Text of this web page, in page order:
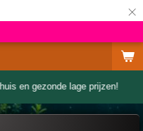
×
en gezonde lage prijzen!